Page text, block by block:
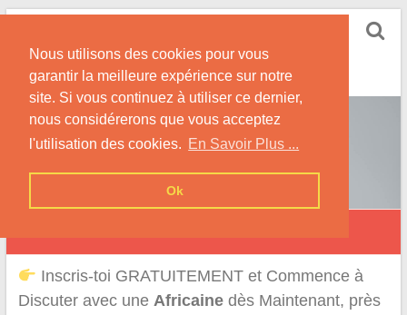
Nous utilisons des cookies pour vous
garantir la meilleure expérience sur notre
site. Si vous continuez à utiliser ce dernier,
nous considérerons que vous acceptez
l'utilisation des cookies. En Savoir Plus ...
Ok
Skip
content
Conseils et Infos pour la Rencontre d'une Belle
Africaine !
Inscris-toi GRATUITEMENT et Commence à
Discuter avec une Africainedès Maintenant, près